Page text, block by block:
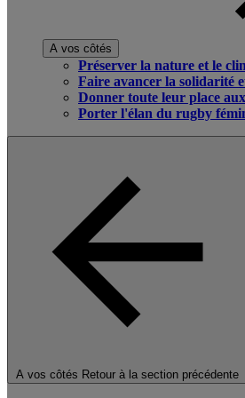
A vos côtés
Préserver la nature et le
Faire avancer la solidarité
Donner toute leur place
Porter l'élan du rugby
A vos côtés Retour à la section précédente